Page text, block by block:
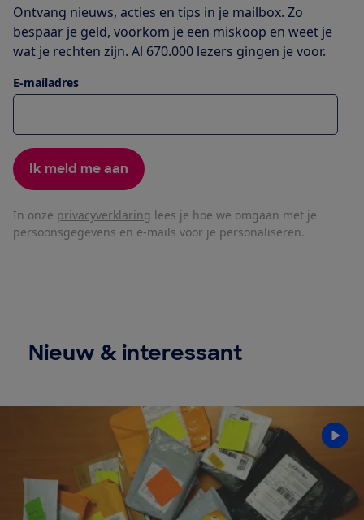
Ontvang nieuws, acties en tips in je mailbox. Zo
bespaar je geld, voorkom je een miskoop en weet je
wat je rechten zijn. Al 670.000 lezers gingen je voor.
E-mailadres
Ik meld me aan
In onze privacyverklaring lees je hoe we omgaan met je
persoonsgegevens en e-mails voor je personaliseren.
Nieuw & interessant